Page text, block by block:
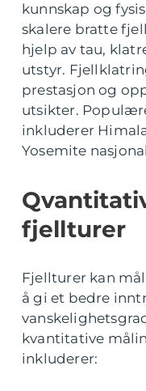
kunnskap og
skalere bratte
hjelp av tau,
utstyr.
prestasjon og
utsikter.
inkluderer
Yosemite
fjellturer
Fjellturer kan
å gi et bedre
kvantitative
inkluderer: